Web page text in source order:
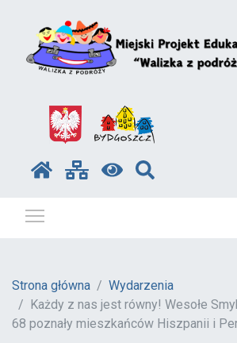
Strona główna
Wydarzenia
Każdy z nas jest równy! Wesołe
68 poznały mieszkańców Hiszpanii i